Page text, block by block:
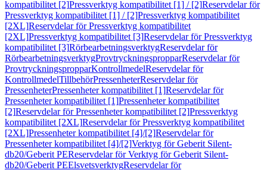
kompatibilitet [2]Pressverktyg kompatibilitet [1] / [2]Reservdelar för
Pressverktyg kompatibilitet [1] / [2]Pressverktyg kompatibilitet
[2XL]Reservdelar för Pressverktyg kompatibilitet
[2XL]Pressverktyg kompatibilitet [3]Reservdelar för Pressverktyg
kompatibilitet [3]RörbearbetningsverktygReservdelar för
RörbearbetningsverktygProvtryckningspropparReservdelar för
ProvtryckningspropparKontrollmedelReservdelar för
KontrollmedelTillbehörPressenheterReservdelar för
PressenheterPressenheter kompatibilitet [1]Reservdelar för
Pressenheter kompatibilitet [1]Pressenheter kompatibilitet
[2]Reservdelar för Pressenheter kompatibilitet [2]Pressverktyg
kompatibilitet [2XL]Reservdelar för Pressverktyg kompatibilitet
[2XL]Pressenheter kompatibilitet [4]/[2]Reservdelar för
Pressenheter kompatibilitet [4]/[2]Verktyg för Geberit Silent-
db20/Geberit PEReservdelar för Verktyg för Geberit Silent-
db20/Geberit PEElsvetsverktygReservdelar för